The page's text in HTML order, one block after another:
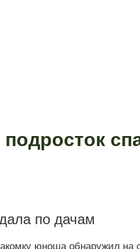
подросток
по дачам
юноша обнаружил на